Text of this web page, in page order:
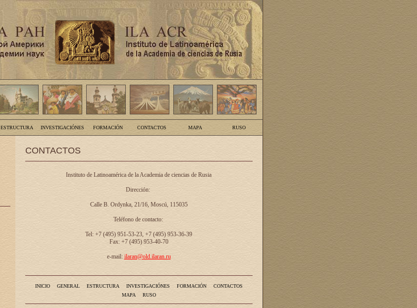
ESTRUCTURA INVESTIGACIÓNES FORMACIÓN CONTACTOS MAPA RUSO
CONTACTOS
Instituto de Latinoamérica de la Academia de ciencias de Rusia
Dirección:
Calle B. Ordynka, 21/16, Moscú, 115035
Teléfono de contacto:
Tel: +7 (495) 951-53-23, +7 (495) 953-36-39
Fax: +7 (495) 953-40-70
e-mail: ilaran@old.ilaran.ru
INICIO GENERAL ESTRUCTURA INVESTIGACIÓNES FORMACIÓN
CONTACTOS
MAPA
RUSO